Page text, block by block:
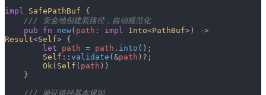
impl SafePathBuf {
    /// 安全地创建新路径，自动规范化
    pub
fn new( path : impl Into<PathBuf
Result<Self> {
        let
path = path . into ();
        Self
:: validate (&path )?;
        Ok
( Self ( path ))
    }
    /// 验证路径基本规则